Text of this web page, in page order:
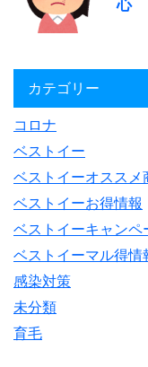
心
カテゴリー
コロナ
ベストイー
ベストイーオススメ
ベストイーお得情報
ベストイーキャンペ
ベストイーマル得情
感染対策
未分類
育毛